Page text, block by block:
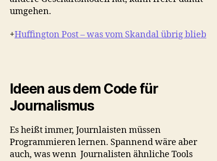
umgehen.
+Huffington Post – was vom Skandal übrig blieb
Ideen aus dem Code für
Journalismus
Es heißt immer, Journlaisten müssen
Programmieren lernen. Spannend wäre aber
auch, was wenn Journalisten ähnliche Tools